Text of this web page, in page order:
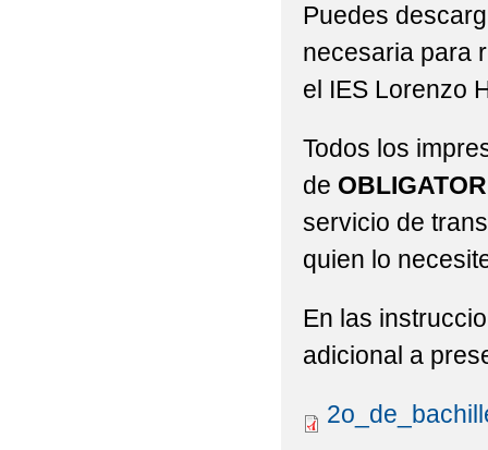
Puedes
necesaria para
el IES Lorenzo
Todos los
de
servicio de
quien lo
En las
adicional a